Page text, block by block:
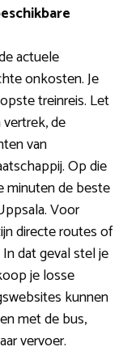
actuele
onkosten. Je
treinreis. Let
de
van
Op die
minuten de beste
Voor
directe routes of
dat geval stel je
je losse
kunnen
met de bus,
vervoer.